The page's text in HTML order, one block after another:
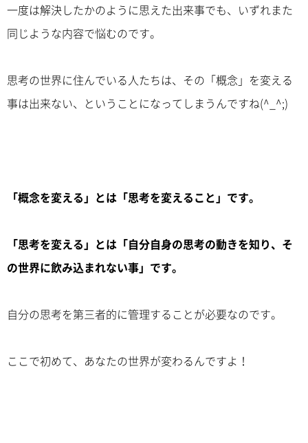
一度は解決したかのように思えた出来事でも、いずれまた
同じような内容で悩むのです。
思考の世界に住んでいる人たちは、その「概念」を変える
事は出来ない、ということになってしまうんですね(^_^;)
「概念を変える」とは「思考を変えること」です。
「思考を変える」とは「自分自身の思考の動きを知り、そ
の世界に飲み込まれない事」です。
自分の思考を第三者的に管理することが必要なのです。
ここで初めて、あなたの世界が変わるんですよ！